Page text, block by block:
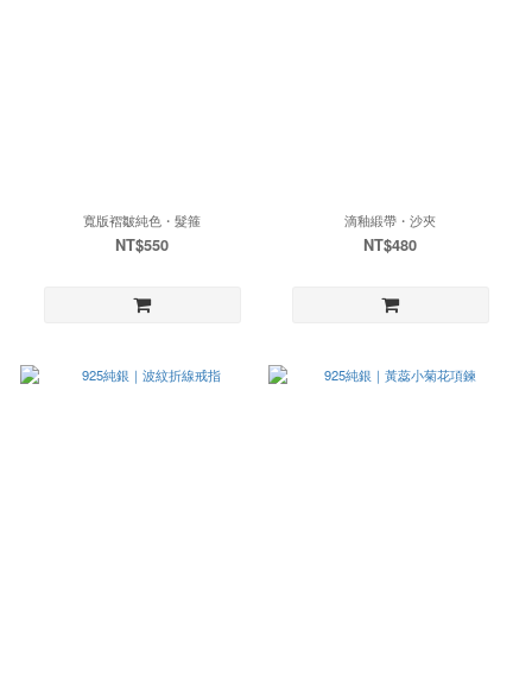
寬版褶皺純色・髮箍
NT$550
滴釉緞帶・沙夾
NT$480